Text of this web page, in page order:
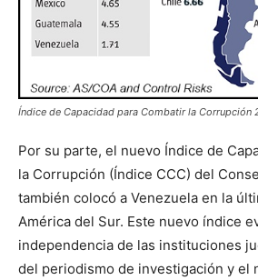
Índice de Capacidad para Combatir la Corrupción
Por su parte, el nuevo Índice de
la Corrupción (Índice CCC) del
también colocó a Venezuela en la
América del Sur. Este nuevo índice
independencia de las instituciones
del periodismo de investigación y el